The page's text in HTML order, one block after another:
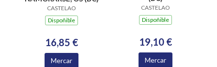
CASTELAO
Dispoñible
16,85 €
Mercar
CASTELAO
Dispoñible
19,10 €
Mercar